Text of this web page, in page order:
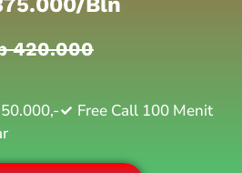
420.000
Free Call 100 Menit